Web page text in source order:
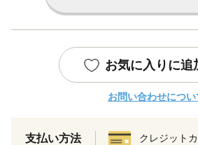
お気に入りに追
お問い合わせについ
支払い方法 クレジット